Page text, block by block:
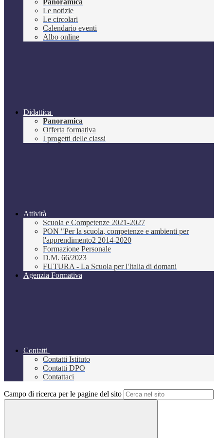
Panoramica
Le notizie
Le circolari
Calendario eventi
Albo online
Didattica
Panoramica
Offerta formativa
I progetti delle classi
Attività
Scuola e Competenze 2021-2027
PON "Per la scuola, competenze e ambienti per
l'apprendimento2 2014-2020
Formazione Personale
D.M. 66/2023
FUTURA - La Scuola per l'Italia di domani
Agenzia Formativa
Contatti
Contatti Istituto
Contatti DPO
Contattaci
Campo di ricerca per le pagine del sito